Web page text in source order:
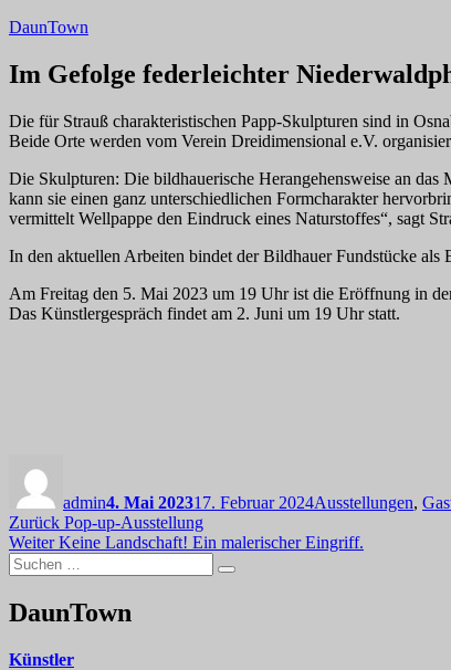
Zum
springen
DaunTown
Im Gefolge federleichter
Die für Strauß charakteristischen Papp-Skulpturen sind in
Beide Orte werden vom Verein Dreidimensional e.V.
Die Skulpturen: Die bildhauerische Herangehensweise an
kann sie einen ganz unterschiedlichen Formcharakter
vermittelt Wellpappe den Eindruck eines Naturstoffes“, sagt
In den aktuellen Arbeiten bindet der Bildhauer Fundstücke als
Am Freitag den 5. Mai 2023 um 19 Uhr ist die Eröffnung in
Das Künstlergespräch findet am 2. Juni um 19 Uhr statt.
admin4. Mai 202317. Februar 2024Ausstellungen,
Beitragsnavigation
Zurück Vorheriger
Beitrag:
Pop-up-Ausstellung
Weiter Nächster
Beitrag:
Keine Landschaft! Ein malerischer Eingriff.
Suchen
nach:
Suchen
DaunTown
Künstler